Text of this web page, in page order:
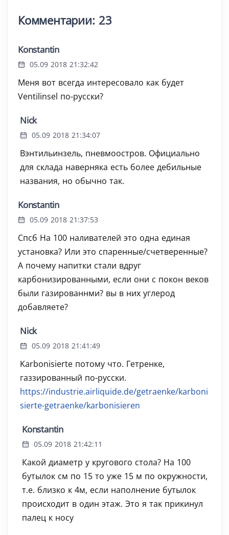
Комментарии: 23
Konstantin
05.09 2018 21:32:42
Меня вот всегда интересовало как будет
Ventilinsel по-русски?
Nick
05.09 2018 21:34:07
Вэнтильинзель, пневмоостров. Официально
для склада наверняка есть более дебильные
названия, но обычно так.
Konstantin
05.09 2018 21:37:53
Спсб На 100 наливателей это одна единая
установка? Или это спаренные/счетверенные?
А почему напитки стали вдруг
карбонизированными, если они с покон веков
были газированнми? вы в них углерод
добавляете?
Nick
05.09 2018 21:41:49
Karbonisierte потому что. Гетренке,
газзированный по-русски.
https://industrie.airliquide.de/getraenke/karboni
sierte-getraenke/karbonisieren
Konstantin
05.09 2018 21:42:11
Какой диаметр у кругового стола? На 100
бутылок см по 15 то уже 15 м по окружности,
т.е. близко к 4м, если наполнение бутылок
происходит в один этаж. Это я так прикинул
палец к носу